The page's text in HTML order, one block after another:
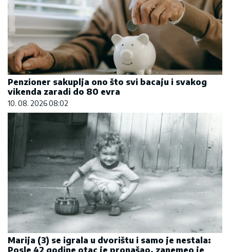
Penzioner sakuplja ono što svi bacaju i svakog
vikenda zaradi do 80 evra
10. 08. 2026 08:02
Marija (3) se igrala u dvorištu i samo je nestala:
Posle 42 godine otac je pronašao, zanemeo je
kada je saznao gde je bila
06. 08. 2026 09:39